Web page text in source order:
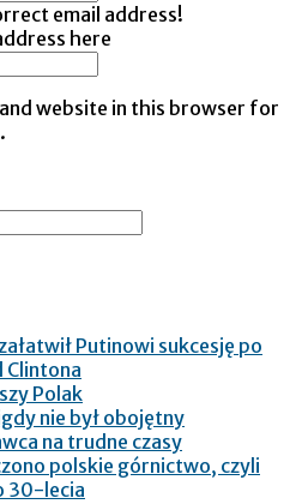
email address!
here
and website in this browser for
Putinowi sukcesję po
Clintona
Polak
nie był obojętny
na trudne czasy
polskie górnictwo, czyli
30-lecia